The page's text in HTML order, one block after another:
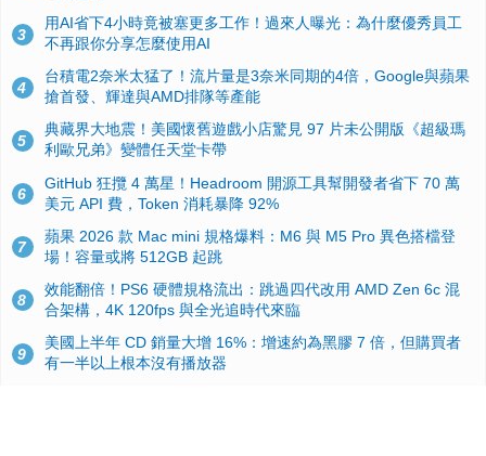
3
用AI省下4小時竟被塞更多工作！過來人曝光：為什麼優秀員工
不再跟你分享怎麼使用AI
4
台積電2奈米太猛了！流片量是3奈米同期的4倍，Google與蘋果
搶首發、輝達與AMD排隊等產能
5
典藏界大地震！美國懷舊遊戲小店驚見 97 片未公開版《超級瑪
利歐兄弟》變體任天堂卡帶
6
GitHub 狂攬 4 萬星！Headroom 開源工具幫開發者省下 70 萬
美元 API 費，Token 消耗暴降 92%
7
蘋果 2026 款 Mac mini 規格爆料：M6 與 M5 Pro 異色搭檔登
場！容量或將 512GB 起跳
8
效能翻倍！PS6 硬體規格流出：跳過四代改用 AMD Zen 6c 混
合架構，4K 120fps 與全光追時代來臨
9
美國上半年 CD 銷量大增 16%：增速約為黑膠 7 倍，但購買者
有一半以上根本沒有播放器